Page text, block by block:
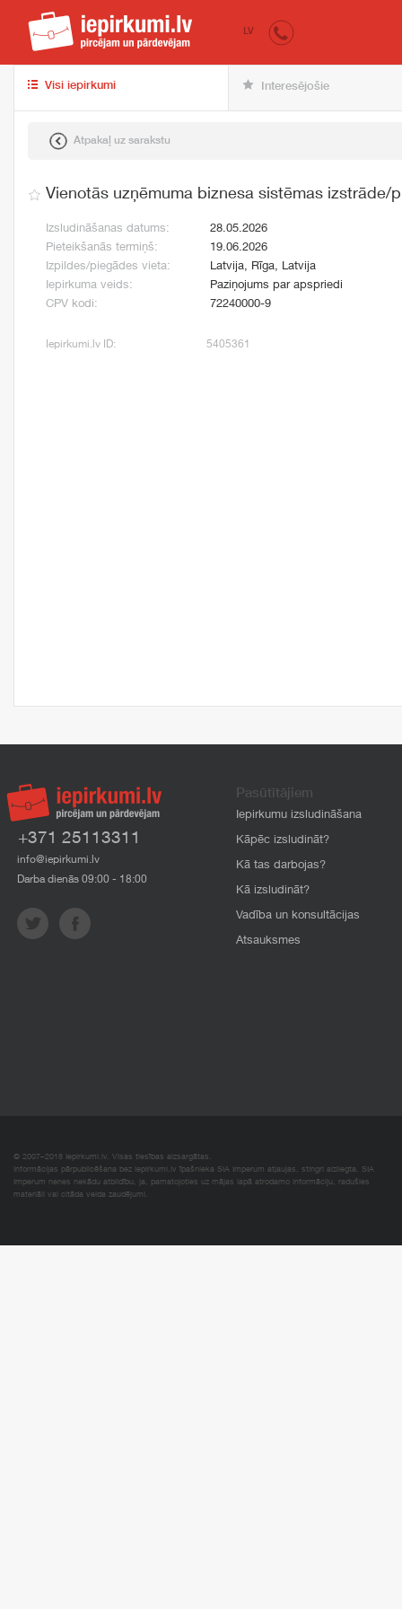
iepirkumi.lv
LV
Visi iepirkumi Interesējošie
Atpakaļ uz sarakstu
Vienotās uzņēmuma biznesa sistēmas izstrāde/
Izsludināšanas datums:
28.05.2026
Pieteikšanās termiņš:
19.06.2026
Izpildes/piegādes vieta:
Latvija, Rīga, Latvija
Iepirkuma veids:
Paziņojums par apspriedi
CPV kodi:
72240000-9
Iepirkumi.lv ID: 5405361
+371 25113311
info@iepirkumi.lv
Darba dienās 09:00 - 18:00
Pasūtītājiem
Iepirkumu izsludināšana
Kāpēc izsludināt?
Kā tas darbojas?
Kā izsludināt?
Vadība un konsultācijas
Atsauksmes
© 2007–2018 Iepirkumi.lv. Visas tiesības aizsargātas.
Informācijas pārpublicēšana bez iepirkumi.lv īpašnieka SIA Imperum atļaujas, stingri aizliegta. SIA
Imperum nenes nekādu atbildību, ja, pamatojoties uz mājas lapā atrodamo informāciju, radušies
materiāli vai citāda veida zaudējumi.